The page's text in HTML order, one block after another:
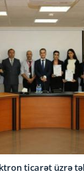
ticarət üzrə